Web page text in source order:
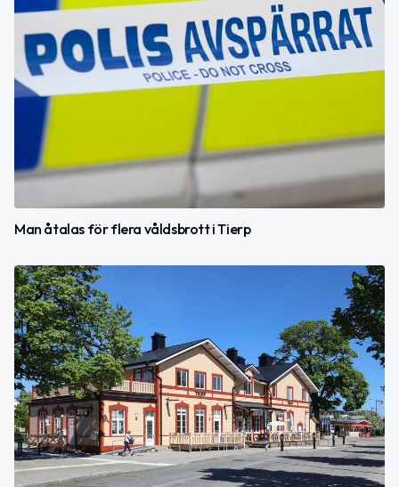
Man åtalas för flera våldsbrott i Tierp